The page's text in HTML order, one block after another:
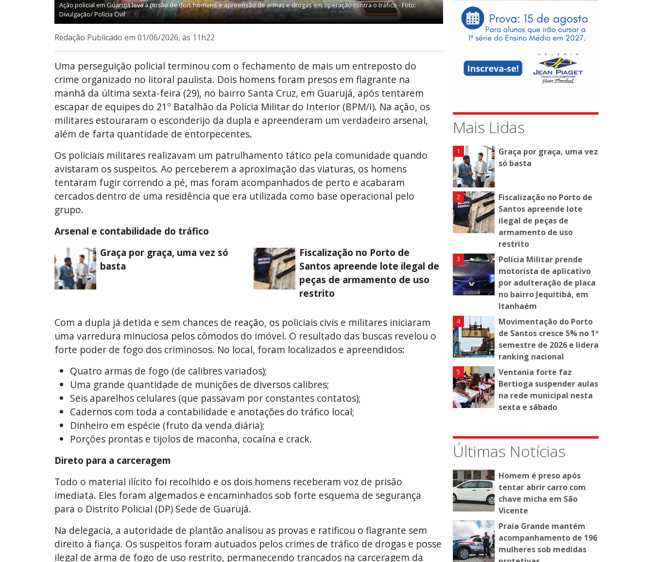
Ação policial em Guarujá leva à prisão de dois homens e apreensão de armas e drogas em operação contra o tráfico - Foto:
Divulgação/ Polícia Civil
Redação Publicado em 01/06/2026, às 11h22
Uma perseguição policial terminou com o fechamento de mais um entreposto do
crime organizado no litoral paulista. Dois homens foram presos em flagrante na
manhã da última sexta-feira (29), no bairro Santa Cruz, em Guarujá, após tentarem
escapar de equipes do 21º Batalhão da Polícia Militar do Interior (BPM/I). Na ação, os
militares estouraram o esconderijo da dupla e apreenderam um verdadeiro arsenal,
além de farta quantidade de entorpecentes.
Os policiais militares realizavam um patrulhamento tático pela comunidade quando
avistaram os suspeitos. Ao perceberem a aproximação das viaturas, os homens
tentaram fugir correndo a pé, mas foram acompanhados de perto e acabaram
cercados dentro de uma residência que era utilizada como base operacional pelo
grupo.
Arsenal e contabilidade do tráfico
Graça por graça, uma vez só
basta
Fiscalização no Porto de
Santos apreende lote ilegal de
peças de armamento de uso
restrito
Com a dupla já detida e sem chances de reação, os policiais civis e militares iniciaram
uma varredura minuciosa pelos cômodos do imóvel. O resultado das buscas revelou o
forte poder de fogo dos criminosos. No local, foram localizados e apreendidos:
Quatro armas de fogo (de calibres variados);
Uma grande quantidade de munições de diversos calibres;
Seis aparelhos celulares (que passavam por constantes contatos);
Cadernos com toda a contabilidade e anotações do tráfico local;
Dinheiro em espécie (fruto da venda diária);
Porções prontas e tijolos de maconha, cocaína e crack.
Direto para a carceragem
Todo o material ilícito foi recolhido e os dois homens receberam voz de prisão
imediata. Eles foram algemados e encaminhados sob forte esquema de segurança
para o Distrito Policial (DP) Sede de Guarujá.
Na delegacia, a autoridade de plantão analisou as provas e ratificou o flagrante sem
direito à fiança. Os suspeitos foram autuados pelos crimes de tráfico de drogas e posse
ilegal de arma de fogo de uso restrito, permanecendo trancados na carceragem da
Mais Lidas
Graça por graça, uma vez
só basta
Fiscalização no Porto de
Santos apreende lote
ilegal de peças de
armamento de uso
restrito
Polícia Militar prende
motorista de aplicativo
por adulteração de placa
no bairro Jequitibá, em
Itanhaém
Movimentação do Porto
de Santos cresce 5% no 1º
semestre de 2026 e lidera
ranking nacional
Ventania forte faz
Bertioga suspender aulas
na rede municipal nesta
sexta e sábado
Últimas Notícias
Homem é preso após
tentar abrir carro com
chave micha em São
Vicente
Praia Grande mantém
acompanhamento de 196
mulheres sob medidas